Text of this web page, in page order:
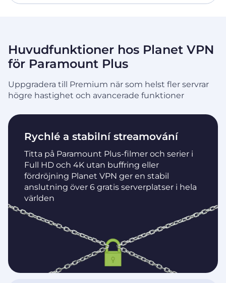
Huvudfunktioner hos Planet VPN
för Paramount Plus
Uppgradera till Premium när som helst fler servrar
högre hastighet och avancerade funktioner
Rychlé a stabilní streamování
Titta på Paramount Plus-filmer och serier i
Full HD och 4K utan buffring eller
fördröjning Planet VPN ger en stabil
anslutning över 6 gratis serverplatser i hela
världen